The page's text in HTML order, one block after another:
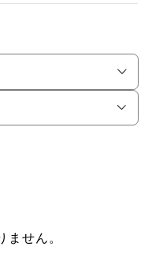
ません。